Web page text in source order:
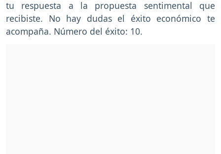
tu respuesta a la propuesta sentimental que
recibiste. No hay dudas el éxito económico te
acompaña. Número del éxito: 10.